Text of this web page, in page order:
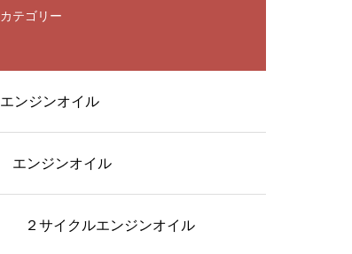
カテゴリー
エンジンオイル
エンジンオイル
２サイクルエンジンオイル